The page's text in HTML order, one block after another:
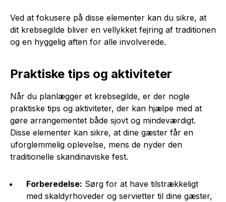
Ved at fokusere på disse elementer kan du sikre, at
dit krebsegilde bliver en vellykket fejring af traditionen
og en hyggelig aften for alle involverede.
Praktiske tips og aktiviteter
Når du planlægger et krebsegilde, er der nogle
praktiske tips og aktiviteter, der kan hjælpe med at
gøre arrangementet både sjovt og mindeværdigt.
Disse elementer kan sikre, at dine gæster får en
uforglemmelig oplevelse, mens de nyder den
traditionelle skandinaviske fest.
Forberedelse: Sørg for at have tilstrækkeligt
med skaldyrhoveder og servietter til dine gæster,